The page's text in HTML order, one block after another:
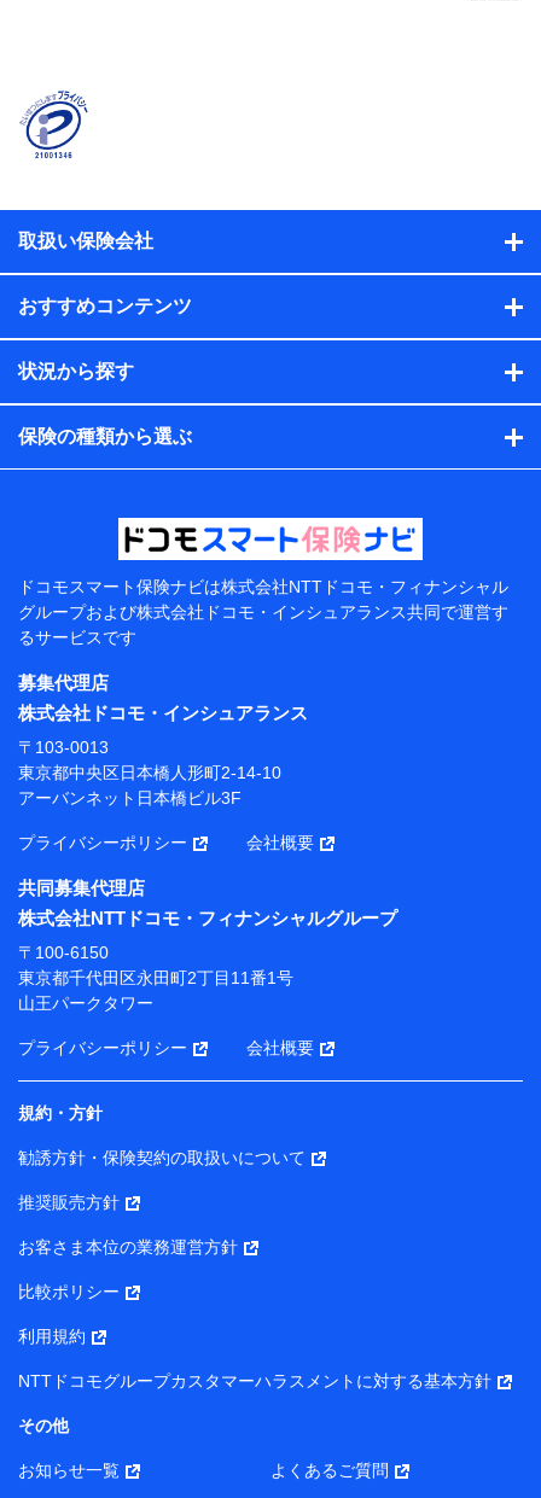
名、住所、生年月日、性別、保険契約者と被保険者の関
係、保険加入の目的、保険商品の内容、保険料、保険料
のお支払方法、車のメーカーや走行距離などの情報、建
ル内容や送信履歴の情報及び保険の更改案内等を提供し
保険契約情報
当社または株式会社NTTドコモ・フィナンシャルグルー
プが取得し、又は保有する保険契約に関する情報。例と
して、保険契約者及び被保険者の氏名、住所、生年月
日、性別、保険契約者と被保険者の関係、保険加入の目
的、保険商品の内容、保険料、保険料のお支払方法、車
のメーカーや走行距離などの情報、建物の構造や築年数
などの情報、ペットの種類や年齢などの情報などが含ま
提供当事者から受領当事者が個人データを取得する方法
電子的・電磁的方法等
【共同して利用する者の範囲】
当社
株式会社NTTドコモ・フィナンシャルグループ
【利用目的】
当社または株式会社NTTドコモ・フィナンシャルグルー
プが提供する保険関連サービスにおけるユーザー登録受
付および管理のため
当社または株式会社NTTドコモ・フィナンシャルグルー
携会社の保険その他に関する情報を提供するため、また
維持管理等の委託業務遂行のため、またそれらに付帯、
関連する当社または株式会社NTTドコモ・フィナンシャ
ルグループおよび提携会社のサービスを案内、提供する
ため
（各サービスで取得したサービス利用履歴、ウェブサイ
トの閲覧履歴、購買履歴、ご契約内容等のパーソナルデ
ータを分析して、お客さまの趣味・嗜好・傾向に応じた
サービス・商品等に関するご提案や広告の配信等を行う
ことがあります。）
各種セミナーの開催のため
コンサルティングサービスの実施のため
アンケートやキャンペーン等の実施のため
上記に係る案内・手続き・管理等付帯業務を行うため
所・代表者名】
り）
株式会社NTTドコモ・フィナンシャルグループ 代表取締役
社長 廣井 孝史
東京都中央区日本橋人形町2-14-10 アーバンネット日本橋
株式会社ドコモ・インシュアランス 代表取締役社長 吉
取扱い保険会社
おすすめコンテンツ
状況から探す
保険の種類から選ぶ
ドコモスマート保険ナビは株式会社NTTドコモ・フィナンシャル
グループおよび株式会社ドコモ・インシュアランス共同で運営す
るサービスです
募集代理店
株式会社ドコモ・インシュアランス
〒103-0013
東京都中央区日本橋人形町2-14-10
アーバンネット日本橋ビル3F
プライバシーポリシー 会社概要
共同募集代理店
株式会社NTTドコモ・フィナンシャルグループ
〒100-6150
東京都千代田区永田町2丁目11番1号
山王パークタワー
プライバシーポリシー 会社概要
規約・方針
勧誘方針・保険契約の取扱いについて
推奨販売方針
お客さま本位の業務運営方針
比較ポリシー
利用規約
NTTドコモグループカスタマーハラスメントに対する基本方針
その他
お知らせ一覧 よくあるご質問